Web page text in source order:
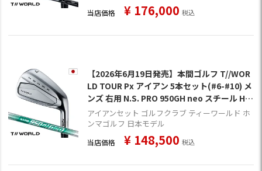
当店価格 ¥ 176,000 税込
【2026年6月19日発売】本間ゴルフ T//WOR
LD TOUR Px アイアン 5本セット(#6-#10) メ
ンズ 右用 N.S. PRO 950GH neo スチール HO
NMA 2026年モデル 日本正規品 ゴルフクラブ
アイアンセット ゴルフクラブ ティーワールド ホ
ンマゴルフ 日本モデル
当店価格 ¥ 148,500 税込